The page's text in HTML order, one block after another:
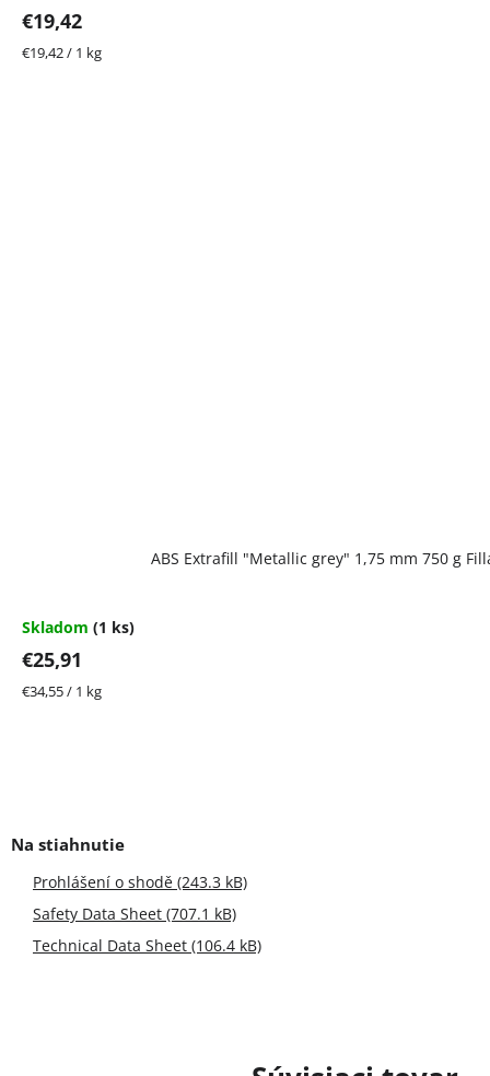
€19,42
Jednotková
€19,42 / 1 kg
ABS Extrafill "Metallic grey" 1,75 mm 750 g
Skladom (1 ks)
€25,91
Jednotková
€34,55 / 1 kg
Prohlášení o shodě (243.3 kB)
Safety Data Sheet (707.1 kB)
Technical Data Sheet (106.4 kB)